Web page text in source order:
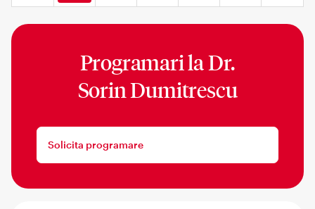
Programari laDr.
Sorin Dumitrescu
Solicita programare